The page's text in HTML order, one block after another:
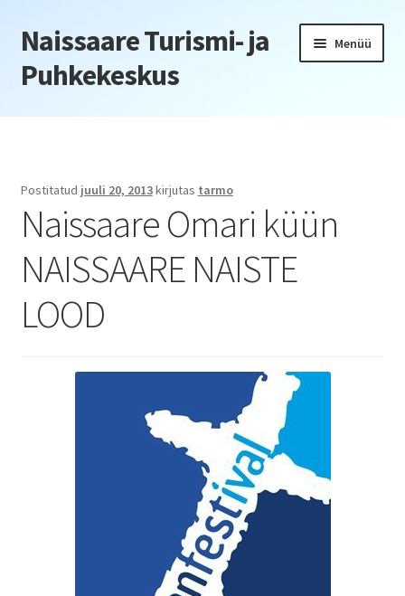
Liigu
navigeerimisele
Liigu
sisu
juurde
Naissaare Turismi- ja
Puhkekeskus
Menüü
Esileht
Jõulupeod
Kliendiüritus
Konverentsid
Ürituste korraldamine
Postitatud juuli 20, 2013kirjutas tarmo
Naissaare Omari küün
NAISSAARE NAISTE
LOOD